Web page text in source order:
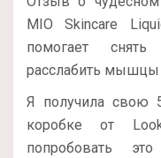
MIO Skincare
помогает
расслабить мышцы
Я получила свою
коробке от
попробовать